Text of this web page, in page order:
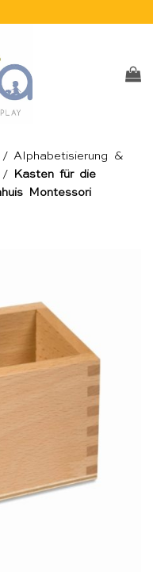
/ Alphabetisierung &
/
Kasten für die
Montessori